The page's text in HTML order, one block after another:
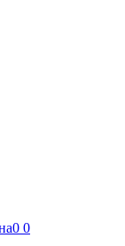
0 0